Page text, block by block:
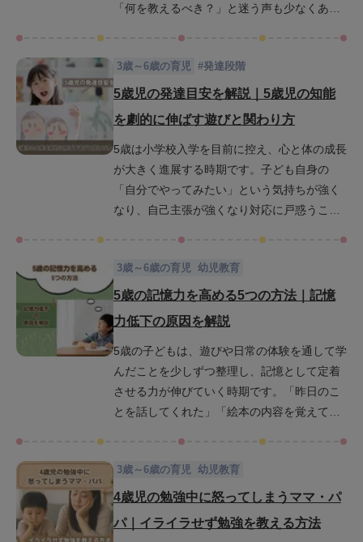
「何を教えるべき？」と迷う声も少なくあり
もつ時期です。そんな今だからこそ、どんな
風に勉強にふれるかがとても大切です。この
習法、習慣化するための実践的なコツを紹介
します。子どもが「楽しい」と感じられる工
夫や、家庭で無理なく取り入れられる学習法
を紹介しているので、お子さんに合った勉強
方法が見つかるでしょう。
3歳～6歳の育児 #発達段階
5歳児の発達目安を解説｜5歳児の知能
を劇的に伸ばす遊びと関わり方
5歳は小学校入学を目前に控え、心と体の成長
が大きく進展する時期です。子ども自身の
「自分でやってみたい」という気持ちが強く
なり、自己主張が強くなり対応に戸惑うこと
た知能の基礎が飛躍的に伸びるチャンスでも
あります。この記事では、5歳児の発達の目安
わり方を通じて、知能を効果的に育てるヒン
トを紹介します。ぜひこの記事を読んで、よ
り前向きな子育てに役立ててください。
3歳～6歳の育児 幼児教育
5歳の記憶力を高める5つの方法｜記憶
力低下の原因を解説
5歳の子どもは、遊びや日常の体験を通して学
んだことを少しずつ整理し、記憶として定着
させる力が伸びていく時期です。「昨日のこ
とを話してくれた」「絵本の内容を覚えてい
様々な原因によって記憶力が低下してしまう
こともあります。また、規則正しい生活や親
も可能です。この記事では、5歳児の記憶力の
3歳～6歳の育児 幼児教育
4歳児の勉強中に怒ってしまうママ・パ
パ｜イライラせず勉強を教える方法